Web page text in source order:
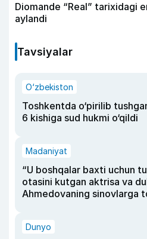
Diomande “Real” tarixidagi
aylandi
Tavsiyalar
O‘zbekiston
Toshkentda o‘pirilib
6 kishiga sud hukmi o‘qildi
Madaniyat
“U boshqalar baxti uchun
otasini kutgan aktrisa va
Ahmedovaning sinovlarga
Dunyo